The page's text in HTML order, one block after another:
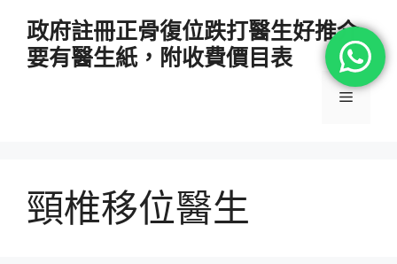
政府註冊正骨復位跌打醫生好推介
要有醫生紙，附收費價目表
選
頸椎移位醫生